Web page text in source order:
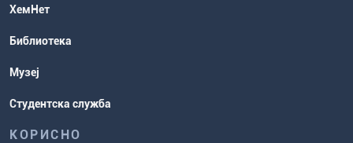
рокови
ХемНет
Библиотека
Музеј
Студентска служба
КОРИСНО